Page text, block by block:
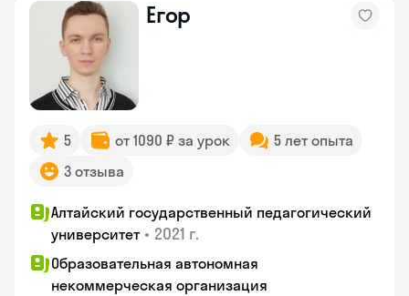
Егор
5 от 1090 ₽ за урок
5 лет опыта
3 отзыва
Алтайский государственный педагогический
университет • 2021 г.
Образовательная автономная
некоммерческая организация